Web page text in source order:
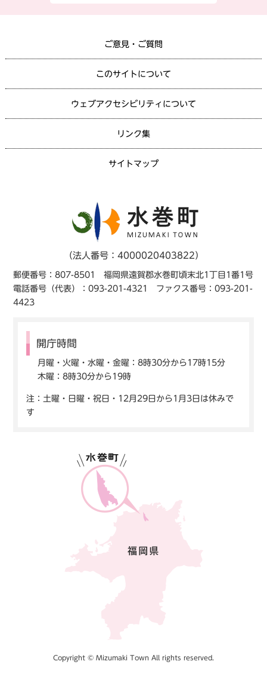
ご意見・ご質問
このサイトについて
ウェブアクセシビリティについて
リンク集
サイトマップ
（法人番号：4000020403822）
郵便番号：807-8501 福岡県遠賀郡水巻町頃末北1丁目1番1号
電話番号（代表）：093-201-4321 ファクス番号：093-201-
4423
開庁時間
月曜・火曜・水曜・金曜：8時30分から17時15分
木曜：8時30分から19時
注：土曜・日曜・祝日・12月29日から1月3日は休みで
す
Copyright © Mizumaki Town All rights reserved.